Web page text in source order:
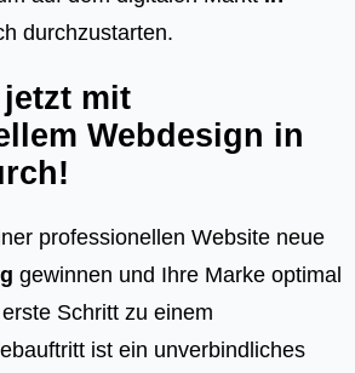
durchzustarten.
mit
Webdesign in
professionellen Website neue
gewinnen und Ihre Marke optimal
Schritt zu einem
ist ein unverbindliches